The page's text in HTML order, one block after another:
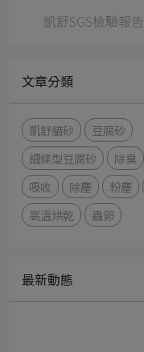
凱舒SGS檢驗報告
文章分類
凱舒貓砂
豆腐砂
細條型豆腐砂
除臭
吸收
除塵 粉塵
高溫烘乾
蟲卵
最新動態